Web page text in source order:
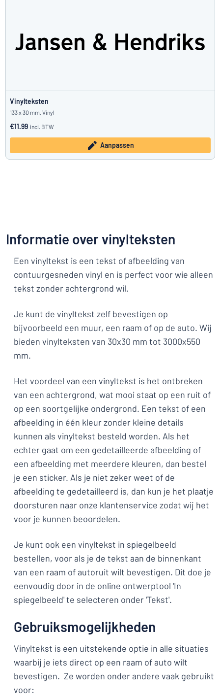
Vinylteksten
133 x 30 mm, Vinyl
€11.99 incl. BTW
Aanpassen
Informatie over vinylteksten
Een vinyltekst is een tekst of afbeelding van
contuurgesneden vinyl en is perfect voor wie alleen
tekst zonder achtergrond wil.
Je kunt de vinyltekst zelf bevestigen op
bijvoorbeeld een muur, een raam of op de auto. Wij
bieden vinylteksten van 30x30 mm tot 3000x550
mm.
Het voordeel van een vinyltekst is het ontbreken
van een achtergrond, wat mooi staat op een ruit of
op een soortgelijke ondergrond. Een tekst of een
afbeelding in één kleur zonder kleine details
kunnen als vinyltekst besteld worden. Als het
echter gaat om een gedetailleerde afbeelding of
een afbeelding met meerdere kleuren, dan bestel
je een sticker. Als je niet zeker weet of de
afbeelding te gedetailleerd is, dan kun je het plaatje
doorsturen naar onze klantenservice zodat wij het
voor je kunnen beoordelen.
Je kunt ook een vinyltekst in spiegelbeeld
bestellen, voor als je de tekst aan de binnenkant
van een raam of autoruit wilt bevestigen. Dit doe je
eenvoudig door in de online ontwerptool 'In
spiegelbeeld' te selecteren onder 'Tekst'.
Gebruiksmogelijkheden
Vinyltekst is een uitstekende optie in alle situaties
waarbij je iets direct op een raam of auto wilt
bevestigen. Ze worden onder andere vaak gebruikt
voor: